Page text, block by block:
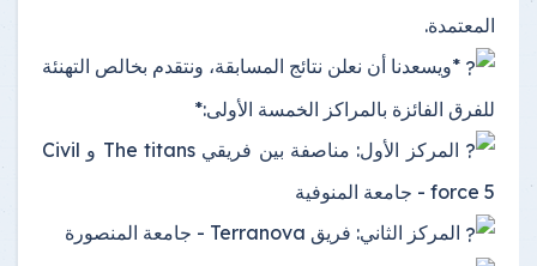
المعتمدة.
*ويسعدنا أن نعلن نتائج المسابقة، ونتقدم بخالص التهنئة
للفرق الفائزة بالمراكز الخمسة الأولى:*
المركز الأول: مناصفة بين فريقي The titans و Civil
force 5 - جامعة المنوفية
المركز الثاني: فريق Terranova - جامعة المنصورة